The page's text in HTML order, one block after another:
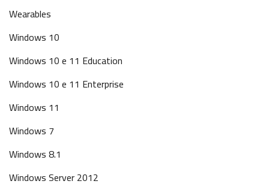
Wearables
Windows 10
Windows 10 e 11 Education
Windows 10 e 11 Enterprise
Windows 11
Windows 7
Windows 8.1
Windows Server 2012